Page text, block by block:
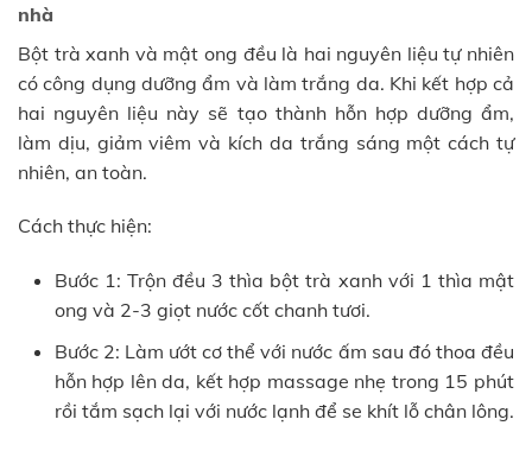
nhà
Bột trà xanh và mật ong đều là hai nguyên liệu tự nhiên
có công dụng dưỡng ẩm và làm trắng da. Khi kết hợp cả
hai nguyên liệu này sẽ tạo thành hỗn hợp dưỡng ẩm,
làm dịu, giảm viêm và kích da trắng sáng một cách tự
nhiên, an toàn.
Cách thực hiện:
Bước 1: Trộn đều 3 thìa bột trà xanh với 1 thìa mật
ong và 2-3 giọt nước cốt chanh tươi.
Bước 2: Làm ướt cơ thể với nước ấm sau đó thoa đều
hỗn hợp lên da, kết hợp massage nhẹ trong 15 phút
rồi tắm sạch lại với nước lạnh để se khít lỗ chân lông.